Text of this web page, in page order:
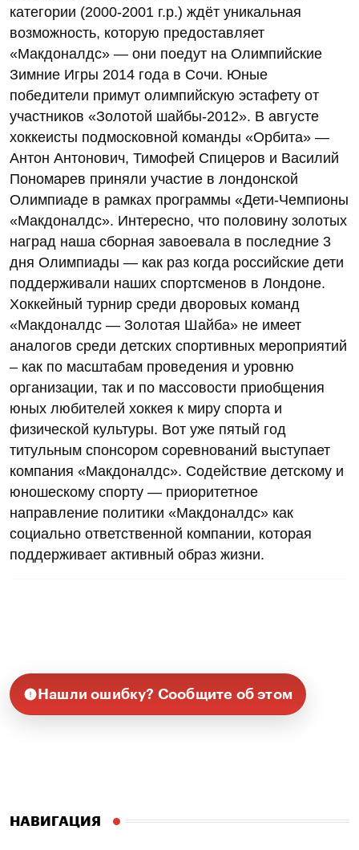
категории (2000-2001 г.р.) ждёт уникальная
возможность, которую предоставляет
«Макдоналдс» — они поедут на Олимпийские
Зимние Игры 2014 года в Сочи. Юные
победители примут олимпийскую эстафету от
участников «Золотой шайбы-2012». В августе
хоккеисты подмосковной команды «Орбита» —
Антон Антонович, Тимофей Спицеров и Василий
Пономарев приняли участие в лондонской
Олимпиаде в рамках программы «Дети-Чемпионы
«Макдоналдс». Интересно, что половину золотых
наград наша сборная завоевала в последние 3
дня Олимпиады — как раз когда российские дети
поддерживали наших спортсменов в Лондоне.
Хоккейный турнир среди дворовых команд
«Макдоналдс — Золотая Шайба» не имеет
аналогов среди детских спортивных мероприятий
– как по масштабам проведения и уровню
организации, так и по массовости приобщения
юных любителей хоккея к миру спорта и
физической культуры. Вот уже пятый год
титульным спонсором соревнований выступает
компания «Макдоналдс». Содействие детскому и
юношескому спорту — приоритетное
направление политики «Макдоналдс» как
социально ответственной компании, которая
поддерживает активный образ жизни.
Нашли ошибку? Сообщите об этом
НАВИГАЦИЯ